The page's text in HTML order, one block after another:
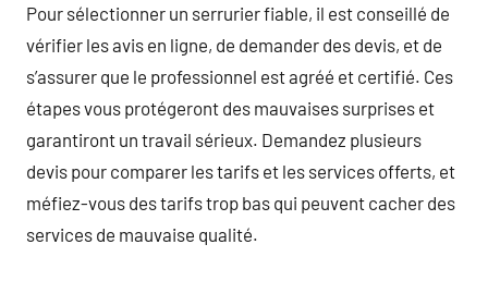
Pour sélectionner un serrurier fiable, il est conseillé de
vérifier les avis en ligne, de demander des devis, et de
s’assurer que le professionnel est agréé et certifié. Ces
étapes vous protégeront des mauvaises surprises et
garantiront un travail sérieux. Demandez plusieurs
devis pour comparer les tarifs et les services offerts, et
méfiez-vous des tarifs trop bas qui peuvent cacher des
services de mauvaise qualité.